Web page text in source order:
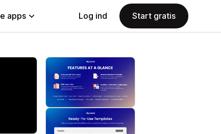
apps Log ind Start gratis